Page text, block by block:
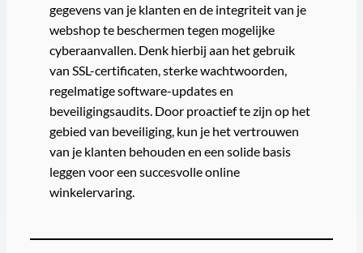
gegevens van je klanten en de integriteit van je
webshop te beschermen tegen mogelijke
cyberaanvallen. Denk hierbij aan het gebruik
van SSL-certificaten, sterke wachtwoorden,
regelmatige software-updates en
beveiligingsaudits. Door proactief te zijn op het
gebied van beveiliging, kun je het vertrouwen
van je klanten behouden en een solide basis
leggen voor een succesvolle online
winkelervaring.